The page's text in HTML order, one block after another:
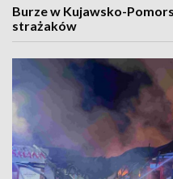
Burze w Kujawsko-
strażaków